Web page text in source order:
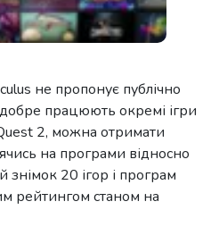
не пропонує публічно
добре працюють окремі ігри
2, можна отримати
на програми відносно
20 ігор і програм
рейтингом станом на